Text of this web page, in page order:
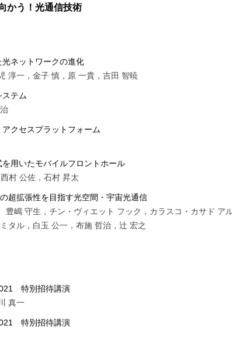
かう！光通信技術
ネットワークの進化
淳一，金子 慎，原 一貴，吉田 智暁
テム
クセスプラットフォーム
用いたモバイルフロントホール
村 公佐，石村 昇太
超拡張性を目指す光空間・宇宙光通信
嶋 守生，チン・ヴィエット フック，カラスコ・カサド ア
タル，白玉 公一，布施 哲治，辻 宏之
特別招待講演
真一
特別招待講演